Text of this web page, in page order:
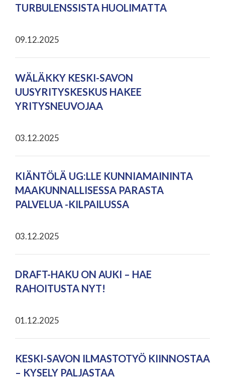
TURBULENSSISTA HUOLIMATTA
09.12.2025
WÄLÄKKY KESKI-SAVON
UUSYRITYSKESKUS HAKEE
YRITYSNEUVOJAA
03.12.2025
KIÄNTÖLÄ UG:LLE KUNNIAMAININTA
MAAKUNNALLISESSA PARASTA
PALVELUA -KILPAILUSSA
03.12.2025
DRAFT-HAKU ON AUKI – HAE
RAHOITUSTA NYT!
01.12.2025
KESKI-SAVON ILMASTOTYÖ KIINNOSTAA
– KYSELY PALJASTAA